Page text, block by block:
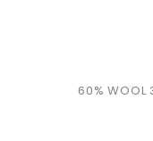
60% WOOL